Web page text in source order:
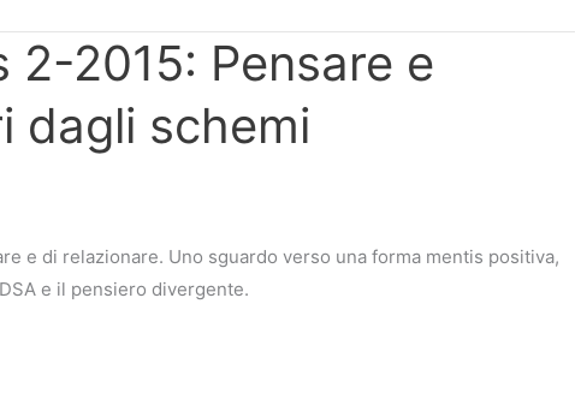
2-2015: Pensare e
dagli schemi
e di relazionare. Uno sguardo verso una forma mentis positiva,
e il pensiero divergente.